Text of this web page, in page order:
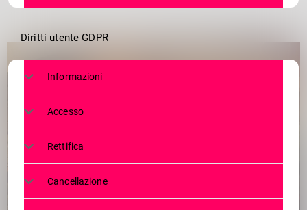
Diritti utente GDPR
Informazioni
Accesso
Rettifica
Cancellazione